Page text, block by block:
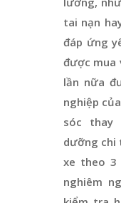
tai nạn
đáp ứng
được mua
lần nữa
nghiệp
sóc thay
dưỡng chi
xe theo 3
nghiêm